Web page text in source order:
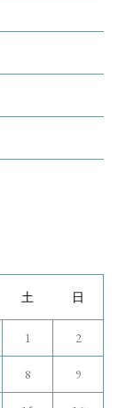
土 日
1 2
8 9